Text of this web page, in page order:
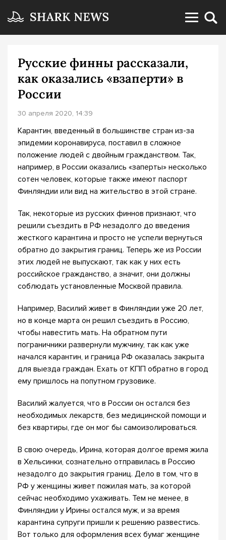
Русские финны рассказали,
как оказались «взаперти» в
России
30 апреля 2020, 14:39
Карантин, введенный в большинстве стран из-за
эпидемии коронавируса, поставил в сложное
положение людей с двойным гражданством. Так,
например, в России оказались «заперты» несколько
сотен человек, которые также имеют паспорт
Финляндии или вид на жительство в этой стране.
Так, некоторые из русских финнов признают, что
решили съездить в РФ незадолго до введения
жесткого карантина и просто не успели вернуться
обратно до закрытия границ. Теперь же из России
этих людей не выпускают, так как у них есть
российское гражданство, а значит, они должны
соблюдать установленные Москвой правила.
Например, Василий живет в Финляндии уже 20 лет,
но в конце марта он решил съездить в Россию,
чтобы навестить мать. На обратном пути
пограничники развернули мужчину, так как уже
начался карантин, и граница РФ оказалась закрыта
для выезда граждан. Ехать от КПП обратно в город
ему пришлось на попутном грузовике.
Василий жалуется, что в России он остался без
необходимых лекарств, без медицинской помощи и
без квартиры, где он мог бы самоизолироваться.
В свою очередь, Ирина, которая долгое время жила
в Хельсинки, сознательно отправилась в Россию
незадолго до закрытия границ. Дело в том, что в
РФ у женщины живет пожилая мать, за которой
сейчас необходимо ухаживать. Тем не менее, в
Финляндии у Ирины остался муж, и за время
карантина супруги пришли к решению развестись.
Вот только для оформления всех бумаг женщине